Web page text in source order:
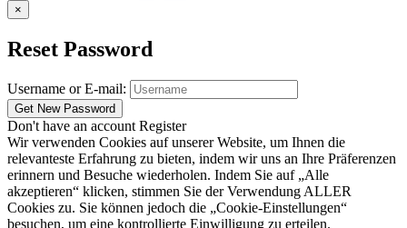
×
Reset Password
Username or E-mail:
Don't have an account Register
Wir verwenden Cookies auf unserer Website, um Ihnen die
relevanteste Erfahrung zu bieten, indem wir uns an Ihre Präferenzen
erinnern und Besuche wiederholen. Indem Sie auf „Alle
akzeptieren“ klicken, stimmen Sie der Verwendung ALLER
Cookies zu. Sie können jedoch die „Cookie-Einstellungen“
besuchen, um eine kontrollierte Einwilligung zu erteilen.